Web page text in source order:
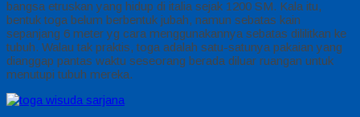
bangsa etruskan yang hidup di italia sejak 1200 SM. Kala itu,
bentuk toga belum berbentuk jubah, namun sebatas kain
sepanjang 6 meter yg cara menggunakannya sebatas dililitkan ke
tubuh. Walau tak praktis, toga adalah satu-satunya pakaian yang
dianggap pantas waktu seseorang berada diluar ruangan untuk
menutupi tubuh mereka.